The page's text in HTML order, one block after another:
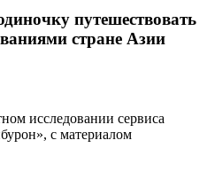
путешествовать
стране Азии
исследовании сервиса
с материалом